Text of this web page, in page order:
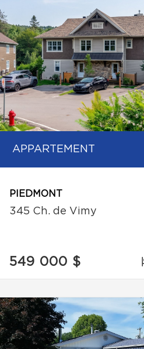
APPARTEMENT
PIEDMONT
345 Ch. de Vimy
549 000 $